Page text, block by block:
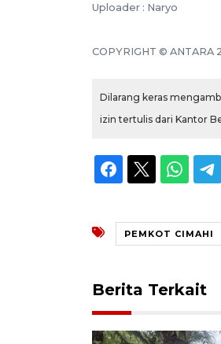
Uploader : Naryo
COPYRIGHT © ANTARA
Dilarang keras
izin tertulis dari Kantor
PEMKOT CIMAHI
Berita Terkait